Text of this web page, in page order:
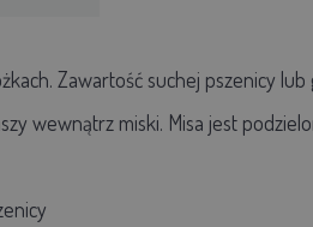
Zawartość suchej pszenicy
wewnątrz miski. Misa jest